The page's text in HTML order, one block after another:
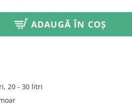
ADAUGĂ ÎN COȘ
20 - 30 litri